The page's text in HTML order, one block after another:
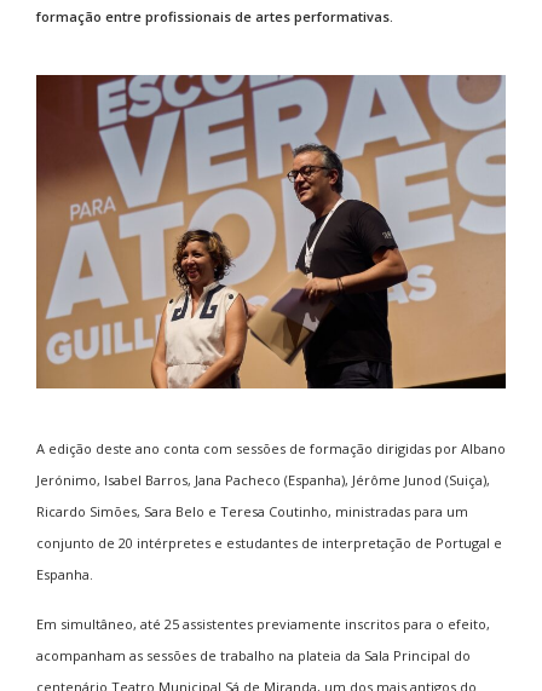
formação entre profissionais de artes performativas.
A edição deste ano conta com sessões de formação dirigidas por Albano
Jerónimo, Isabel Barros, Jana Pacheco (Espanha), Jérôme Junod (Suiça),
Ricardo Simões, Sara Belo e Teresa Coutinho, ministradas para um
conjunto de 20 intérpretes e estudantes de interpretação de Portugal e
Espanha.
Em simultâneo, até 25 assistentes previamente inscritos para o efeito,
acompanham as sessões de trabalho na plateia da Sala Principal do
centenário Teatro Municipal Sá de Miranda, um dos mais antigos do